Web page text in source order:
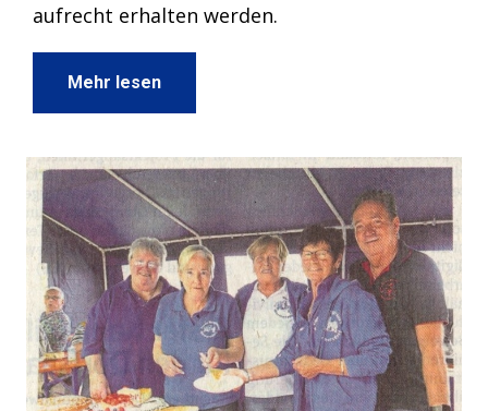
aufrecht erhalten werden.
Mehr lesen